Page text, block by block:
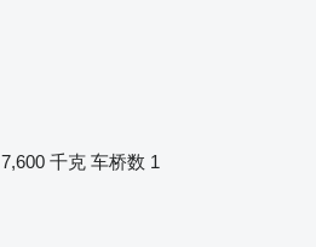
7,600 千克 车桥数 1